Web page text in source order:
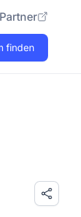
Partner
finden